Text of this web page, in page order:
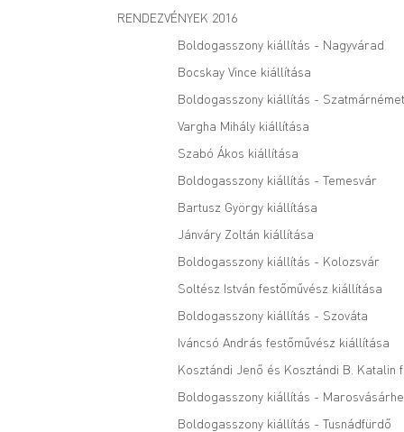
RENDEZVÉNYEK 2016
Boldogasszony kiállítás - Nagyvárad
Bocskay Vince kiállítása
Boldogasszony kiállítás -
Vargha Mihály kiállítása
Szabó Ákos kiállítása
Boldogasszony kiállítás - Temesvár
Bartusz György kiállítása
Jánváry Zoltán kiállítása
Boldogasszony kiállítás - Kolozsvár
Soltész István festőművész kiállítása
Boldogasszony kiállítás - Szováta
Iváncsó András festőművész kiállítása
Kosztándi Jenő és Kosztándi B. Katalin
Boldogasszony kiállítás -
Boldogasszony kiállítás - Tusnádfürdő